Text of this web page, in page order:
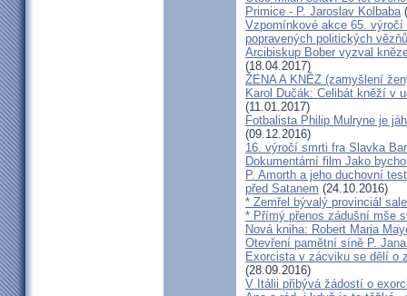
Primice - P. Jaroslav Kolbaba
Vzpomínkové akce 65.
popravených politických vězňů
Arcibiskup Bober vyzval
(18.04.2017)
ŽENA A KNĚZ (zamyšlení
Karol Dučák: Celibát kněží v
(11.01.2017)
Fotbalista Philip Mulryne je
(09.12.2016)
16. výročí smrti fra Slavka
Dokumentární film Jako
P. Amorth a jeho duchovní
před Satanem (24.10.2016)
* Zemřel bývalý provinciál
* Přímý přenos zádušní mše
Nová kniha: Robert Maria
Otevření pamětní síně P.
Exorcista v zácviku se dělí o
(28.09.2016)
V Itálii přibývá žádostí o